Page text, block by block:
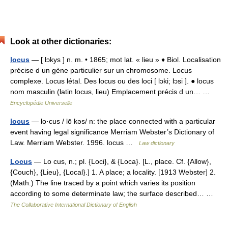
Look at other dictionaries:
locus — [ lɔkys ] n. m. • 1865; mot lat. « lieu » ♦ Biol. Localisation
précise d un gène particulier sur un chromosome. Locus
complexe. Locus létal. Des locus ou des loci [ lɔki; lɔsi ]. ● locus
nom masculin (latin locus, lieu) Emplacement précis d un… …
Encyclopédie Universelle
locus — lo·cus / lō kəs/ n: the place connected with a particular
event having legal significance Merriam Webster’s Dictionary of
Law. Merriam Webster. 1996. locus …
Law dictionary
Locus — Lo cus, n.; pl. {Loci}, & {Loca}. [L., place. Cf. {Allow},
{Couch}, {Lieu}, {Local}.] 1. A place; a locality. [1913 Webster] 2.
(Math.) The line traced by a point which varies its position
according to some determinate law; the surface described… …
The Collaborative International Dictionary of English